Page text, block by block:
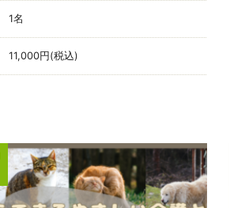
1名
11,000円(税込)